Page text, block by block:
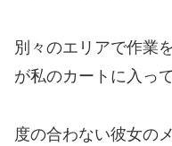
別々のエリアで作業
が私のカートに入っ
度の合わない彼女の